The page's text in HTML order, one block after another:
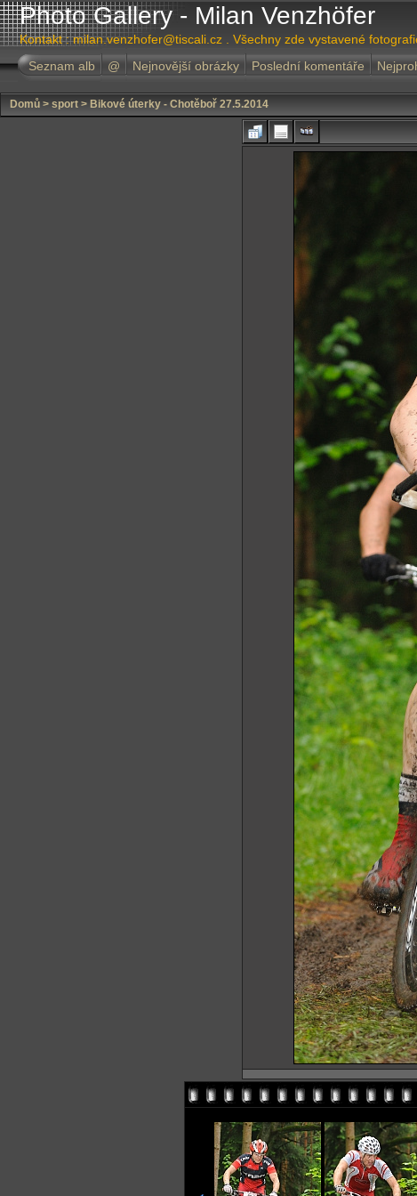
Photo Gallery - Milan Venzhöfer
Kontakt : milan.venzhofer@tiscali.cz . Všechny zde vystavené
Seznam alb
@ Nejnovější obrázky Poslední komentáře
Domů > sport > Bikové úterky - Chotěboř 27.5.2014